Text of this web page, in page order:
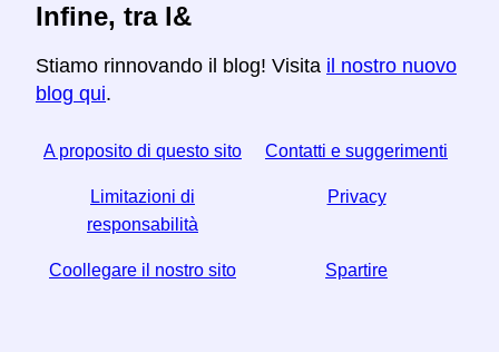
Infine, tra l&
Stiamo rinnovando il blog! Visita il nostro nuovo
blog qui.
A proposito di questo sito Contatti e suggerimenti
Limitazioni di
responsabilità
Privacy
Coollegare il nostro sito Spartire